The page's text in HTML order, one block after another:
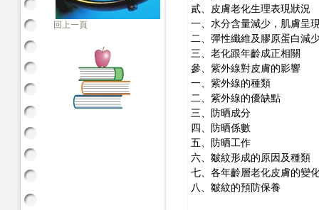
回上一頁
貳、皮膚老化生理表現狀況
一、水分含量減少，肌膚呈
二、彈性纖維及膠原蛋白減
三、老化跟年齡成正相關
參、紫外線對皮膚的影響
一、紫外線的種類
二、紫外線的優缺點
三、防晒成分
四、防晒係數
五、防晒工作
六、皺紋形成的原因及種類
七、各年齡層老化皮膚的變
八、皺紋的預防保養